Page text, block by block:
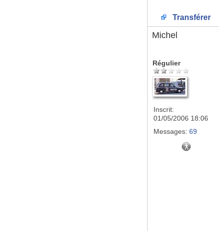
Transférer
Michel
Régulier
Inscrit:
01/05/2006 18:06
Messages: 69